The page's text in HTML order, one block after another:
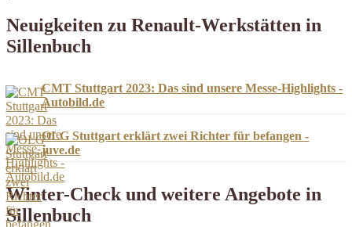
Neuigkeiten zu Renault-Werkstätten in
Sillenbuch
CMT Stuttgart 2023: Das sind unsere Messe-Highlights -
Autobild.de
OLG Stuttgart erklärt zwei Richter für befangen -
juve.de
Winter-Check und weitere Angebote in
Sillenbuch